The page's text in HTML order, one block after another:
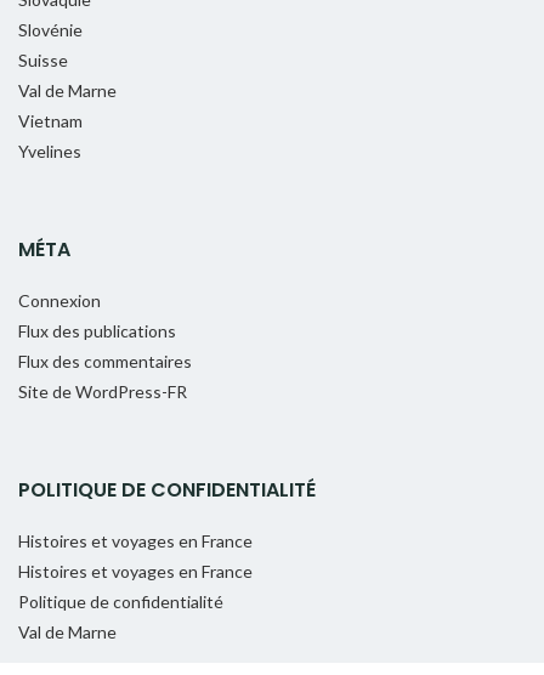
Slovénie
Suisse
Val de Marne
Vietnam
Yvelines
MÉTA
Connexion
Flux des publications
Flux des commentaires
Site de WordPress-FR
POLITIQUE DE CONFIDENTIALITÉ
Histoires et voyages en France
Histoires et voyages en France
Politique de confidentialité
Val de Marne